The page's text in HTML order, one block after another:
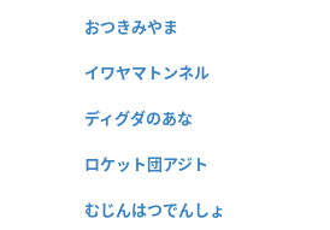
おつきみやま
イワヤマトンネル
ディグダのあな
ロケット団アジト
むじんはつでんしょ